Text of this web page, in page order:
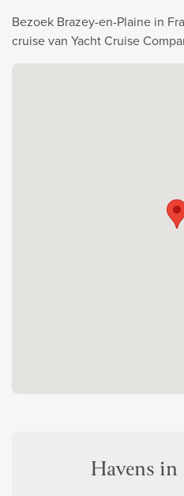
Bezoek Brazey-en-Plaine in
cruise van Yacht Cruise
Havens